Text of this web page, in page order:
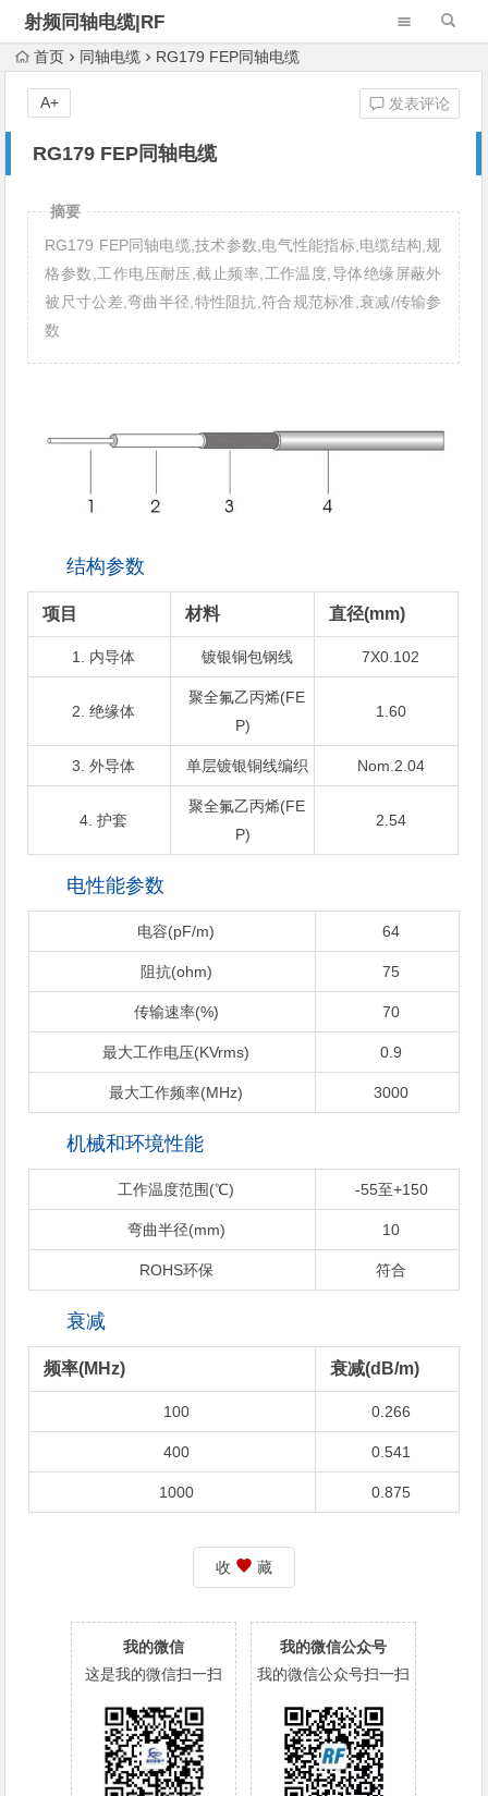
射频同轴电缆|RF
Cable Assembly
首页 同轴电缆 RG179 FEP同轴电缆
RG179 FEP同轴电缆
发表评论
A+
摘要
RG179 FEP同轴电缆,技术参数,电气性能指标,电缆结构,规
格参数,工作电压耐压,截止频率,工作温度,导体绝缘屏蔽外
被尺寸公差,弯曲半径,特性阻抗,符合规范标准,衰减/传输参
数
结构参数
项目 材料 直径(mm)
1. 内导体 镀银铜包钢线 7X0.102
2. 绝缘体
聚全氟乙丙烯(FE
P)
1.60
3. 外导体 单层镀银铜线编织 Nom.2.04
4. 护套
聚全氟乙丙烯(FE
P)
2.54
电性能参数
电容(pF/m) 64
阻抗(ohm) 75
传输速率(%) 70
最大工作电压(KVrms) 0.9
最大工作频率(MHz) 3000
机械和环境性能
工作温度范围(℃) -55至+150
弯曲半径(mm) 10
ROHS环保 符合
衰减
频率(MHz) 衰减(dB/m)
100 0.266
400 0.541
1000 0.875
收 藏
我的微信
这是我的微信扫一扫
我的微信公众号
我的微信公众号扫一扫